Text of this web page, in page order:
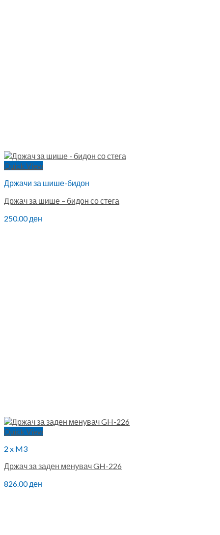
Quick View
Држачи за шише-бидон
Држач за шише – бидон со стега
250.00ден
Quick View
2 x M3
Држач за заден менувач GH-226
826.00ден